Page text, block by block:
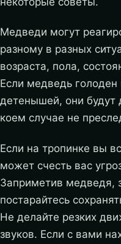
Медведи могут
разному в разных
возраста, пола,
Если медведь
детенышей, они будут
коем случае не
Если на тропинке вы
может счесть вас
Заприметив медведя,
постарайтесь
Не делайте резких
звуков. Если с вами